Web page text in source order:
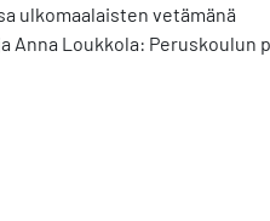
ulkomaalaisten vetämänä
Anna Loukkola: Peruskoulun
kasvuyritysten
uskotaan tulevaisuuteen